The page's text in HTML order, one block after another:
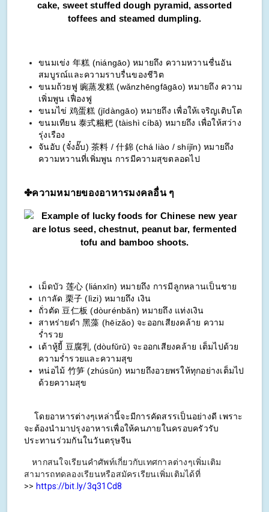
ขนมเข่ง 年糕 (niángāo) หมายถึง ความหวานชื่นอัน
สมบูรณ์และความราบรื่นของชีวิต
ขนมถ้วยฟู 豌蒸发糕 (wǎnzhēngfāgāo) หมายถึง ความ
เพิ่มพูน เฟื่องฟู
ขนมไข่ 鸡蛋糕 (jīdàngāo) หมายถึง เพื่อให้เจริญเติบโต
ขนมเทียน 泰式糍粑 (tàishì cíbā) หมายถึง เพื่อให้สว่าง
รุ่งเรือง
จันอับ (จั๋งอั๊บ) 茶料 / 什錦 (chá liào / shíjǐn) หมายถึง
ความหวานที่เพิ่มพูน การมีความสุขตลอดไป
✤ความหมายของอาหารมงคลอื่น ๆ
เม็ดบัว 莲心 (liánxīn) หมายถึง การมีลูกหลานเป็นชาย
เกาลัด 栗子 (lìzi) หมายถึง เงิน
ถั่วตัด 豆仁板 (dòurénbǎn) หมายถึง แท่งเงิน
สาหร่ายดำ 黑藻 (hēizǎo) จะออกเสียงคล้าย ความ
ร่ำรวย
เต้าหู้ยี้ 豆腐乳 (dòufǔrǔ) จะออกเสียงคล้าย เต็มไปด้วย
ความร่ำรวยและความสุข
หน่อไม้ 竹笋 (zhúsǔn) หมายถึงอวยพรให้ทุกอย่างเต็มไป
ด้วยความสุข
โดยอาหารต่างๆเหล่านี้จะมีการคัดสรรเป็นอย่างดี เพราะ
จะต้องนำมาปรุงอาหารเพื่อให้คนภายในครอบครัวรับ
ประทานร่วมกันในวันตรุษจีน
หากสนใจเรียนคำศัพท์เกี่ยวกับเทศกาลต่างๆเพิ่มเติม
สามารถทดลองเรียนหรือสมัครเรียนเพิ่มเติมได้ที่
>> https://bit.ly/3q31Cd8